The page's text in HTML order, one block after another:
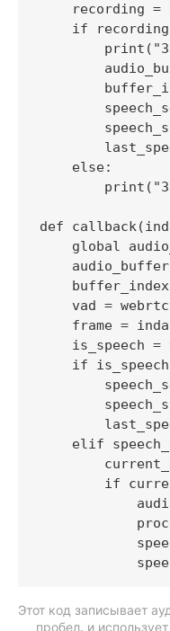
recording =
if
    else:
def
global
vad =
frame =
is_speech =
if
elif
if
Этот код записывает
пробел, и